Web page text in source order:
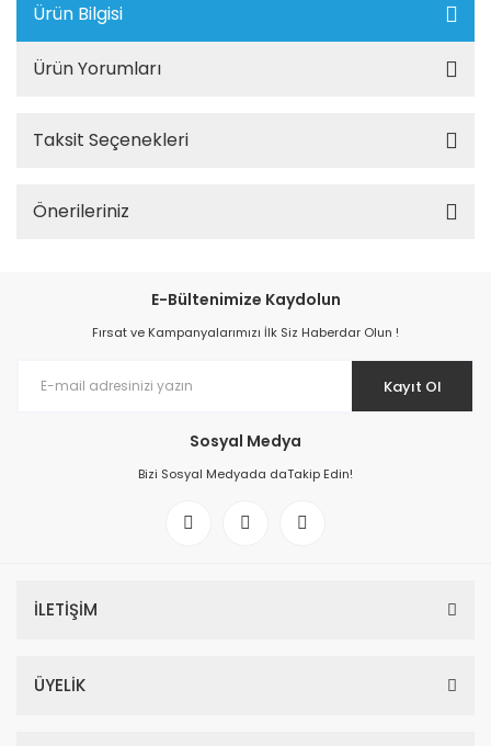
Ürün Bilgisi
Ürün Yorumları
Taksit Seçenekleri
Önerileriniz
E-Bültenimize Kaydolun
Fırsat ve Kampanyalarımızı İlk Siz Haberdar Olun !
Kayıt Ol
Sosyal Medya
Bizi Sosyal Medyada daTakip Edin!
İLETİŞİM
ÜYELİK